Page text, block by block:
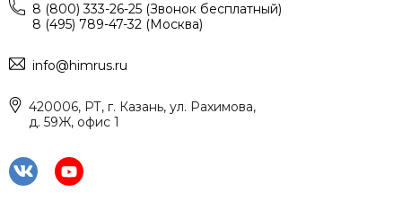
8 (800) 333-26-25 (Звонок бесплатный)
8 (495) 789-47-32 (Москва)
info@himrus.ru
420006, РТ, г. Казань, ул. Рахимова,
д. 59Ж, офис 1